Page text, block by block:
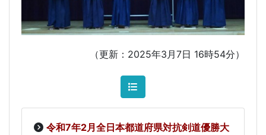
（更新：2025年3月7日 16時54分）
令和7年2月全日本都道府県対抗剣道優勝大